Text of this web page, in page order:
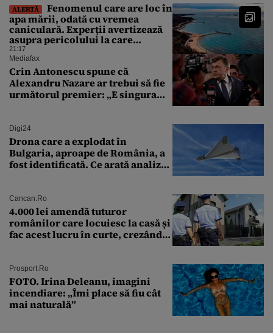
ALERTĂ
Fenomenul care are loc în
apa mării, odată cu vremea
caniculară. Experții avertizează
asupra pericolului la care
oamenii pot fi expuși
21:17
Mediafax
Crin Antonescu spune că
Alexandru Nazare ar trebui să fie
următorul premier: „E singura
Digi24
Drona care a explodat în
Bulgaria, aproape de România, a
fost identificată. Ce arată analiza
Cancan.ro
4.000 lei amendă tuturor
românilor care locuiesc la casă și
fac acest lucru în curte, crezând
Prosport.ro
FOTO. Irina Deleanu, imagini
incendiare: „Îmi place să fiu cât
mai naturală”